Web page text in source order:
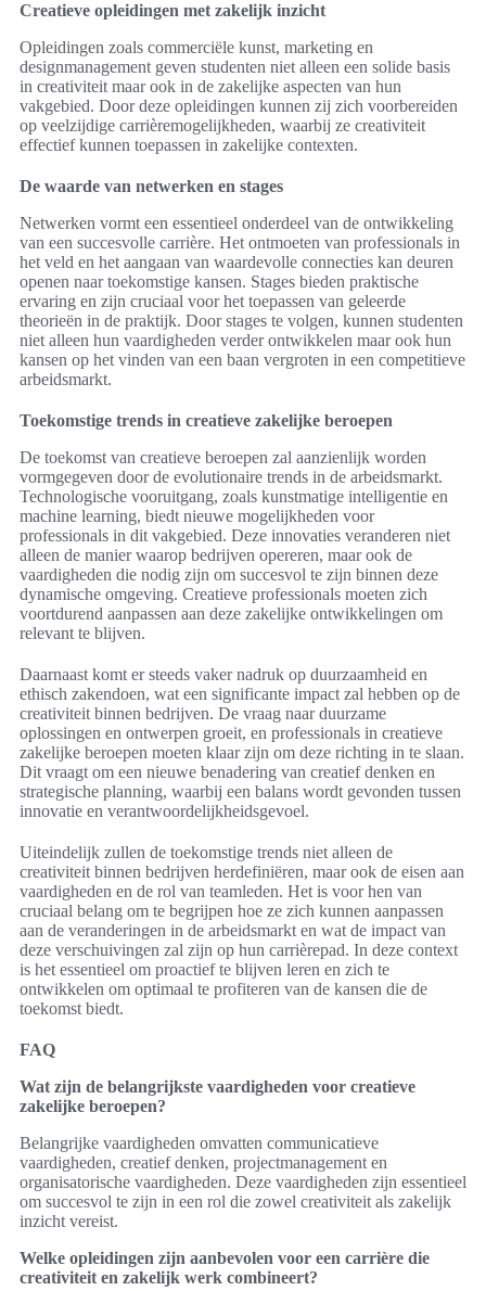
Creatieve opleidingen met zakelijk inzicht
Opleidingen zoals commerciële kunst, marketing en
designmanagement geven studenten niet alleen een solide basis
in creativiteit maar ook in de zakelijke aspecten van hun
vakgebied. Door deze opleidingen kunnen zij zich voorbereiden
op veelzijdige carrièremogelijkheden, waarbij ze creativiteit
effectief kunnen toepassen in zakelijke contexten.
De waarde van netwerken en stages
Netwerken vormt een essentieel onderdeel van de ontwikkeling
van een succesvolle carrière. Het ontmoeten van professionals in
het veld en het aangaan van waardevolle connecties kan deuren
openen naar toekomstige kansen. Stages bieden praktische
ervaring en zijn cruciaal voor het toepassen van geleerde
theorieën in de praktijk. Door stages te volgen, kunnen studenten
niet alleen hun vaardigheden verder ontwikkelen maar ook hun
kansen op het vinden van een baan vergroten in een competitieve
arbeidsmarkt.
Toekomstige trends in creatieve zakelijke beroepen
De toekomst van creatieve beroepen zal aanzienlijk worden
vormgegeven door de evolutionaire trends in de arbeidsmarkt.
Technologische vooruitgang, zoals kunstmatige intelligentie en
machine learning, biedt nieuwe mogelijkheden voor
professionals in dit vakgebied. Deze innovaties veranderen niet
alleen de manier waarop bedrijven opereren, maar ook de
vaardigheden die nodig zijn om succesvol te zijn binnen deze
dynamische omgeving. Creatieve professionals moeten zich
voortdurend aanpassen aan deze zakelijke ontwikkelingen om
relevant te blijven.
Daarnaast komt er steeds vaker nadruk op duurzaamheid en
ethisch zakendoen, wat een significante impact zal hebben op de
creativiteit binnen bedrijven. De vraag naar duurzame
oplossingen en ontwerpen groeit, en professionals in creatieve
zakelijke beroepen moeten klaar zijn om deze richting in te slaan.
Dit vraagt om een nieuwe benadering van creatief denken en
strategische planning, waarbij een balans wordt gevonden tussen
innovatie en verantwoordelijkheidsgevoel.
Uiteindelijk zullen de toekomstige trends niet alleen de
creativiteit binnen bedrijven herdefiniëren, maar ook de eisen aan
vaardigheden en de rol van teamleden. Het is voor hen van
cruciaal belang om te begrijpen hoe ze zich kunnen aanpassen
aan de veranderingen in de arbeidsmarkt en wat de impact van
deze verschuivingen zal zijn op hun carrièrepad. In deze context
is het essentieel om proactief te blijven leren en zich te
ontwikkelen om optimaal te profiteren van de kansen die de
toekomst biedt.
FAQ
Wat zijn de belangrijkste vaardigheden voor creatieve
zakelijke beroepen?
Belangrijke vaardigheden omvatten communicatieve
vaardigheden, creatief denken, projectmanagement en
organisatorische vaardigheden. Deze vaardigheden zijn essentieel
om succesvol te zijn in een rol die zowel creativiteit als zakelijk
inzicht vereist.
Welke opleidingen zijn aanbevolen voor een carrière die
creativiteit en zakelijk werk combineert?